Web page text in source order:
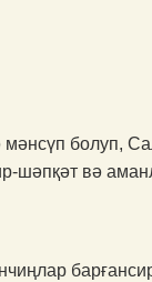
болуп,
шәпқәт вә